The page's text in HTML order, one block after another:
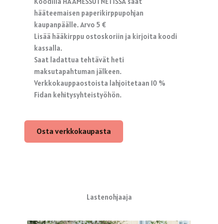
hääteemaisen paperikirppupohjan
kaupanpäälle. Arvo 5 €
Lisää hääkirppu ostoskoriin ja kirjoita koodi
kassalla.
Saat ladattua tehtävät heti
maksutapahtuman jälkeen.
Verkkokauppaostoista lahjoitetaan 10 %
Fidan kehitysyhteistyöhön.
Osta verkkokaupasta
Lastenohjaaja